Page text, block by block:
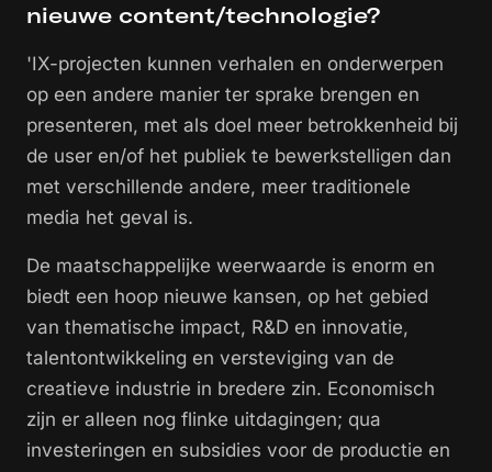
nieuwe content/technologie?
'IX-projecten kunnen verhalen en onderwerpen
op een andere manier ter sprake brengen en
presenteren, met als doel meer betrokkenheid bij
de user en/of het publiek te bewerkstelligen dan
met verschillende andere, meer traditionele
media het geval is.
De maatschappelijke weerwaarde is enorm en
biedt een hoop nieuwe kansen, op het gebied
van thematische impact, R&D en innovatie,
talentontwikkeling en versteviging van de
creatieve industrie in bredere zin. Economisch
zijn er alleen nog flinke uitdagingen; qua
investeringen en subsidies voor de productie en